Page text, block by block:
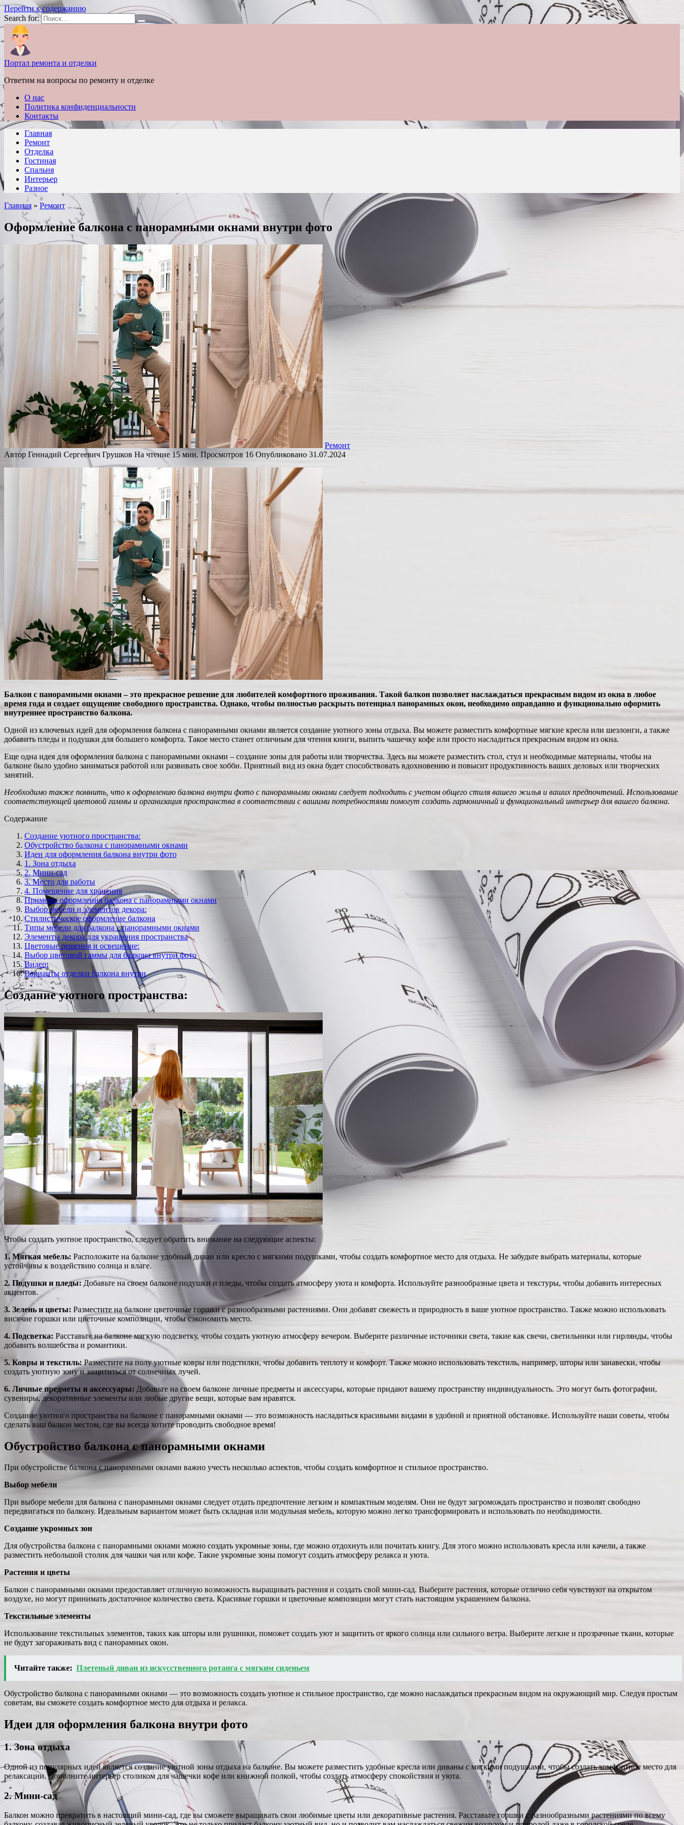
Перейти к содержанию
Search for:
Портал ремонта и отделки
Ответим на вопросы по ремонту и отделке
О нас
Политика конфиденциальности
Контакты
Главная
Ремонт
Отделка
Гостиная
Спальня
Интерьер
Разное
Главная » Ремонт
Оформление балкона с панорамными окнами внутри фото
Ремонт
Автор Геннадий Сергеевич Грушков На чтение 15 мин. Просмотров 16 Опубликовано 31.07.2024
Балкон с панорамными окнами – это прекрасное решение для любителей комфортного проживания. Такой балкон позволяет наслаждаться прекрасным видом из окна в любое
время года и создает ощущение свободного пространства. Однако, чтобы полностью раскрыть потенциал панорамных окон, необходимо оправданно и функционально оформить
внутреннее пространство балкона.
Одной из ключевых идей для оформления балкона с панорамными окнами является создание уютного зоны отдыха. Вы можете разместить комфортные мягкие кресла или шезлонги, а также
добавить пледы и подушки для большего комфорта. Такое место станет отличным для чтения книги, выпить чашечку кофе или просто насладиться прекрасным видом из окна.
Еще одна идея для оформления балкона с панорамными окнами – создание зоны для работы или творчества. Здесь вы можете разместить стол, стул и необходимые материалы, чтобы на
балконе было удобно заниматься работой или развивать свое хобби. Приятный вид из окна будет способствовать вдохновению и повысит продуктивность ваших деловых или творческих
занятий.
Необходимо также помнить, что к оформлению балкона внутри фото с панорамными окнами следует подходить с учетом общего стиля вашего жилья и ваших предпочтений. Использование
соответствующей цветовой гаммы и организация пространства в соответствии с вашими потребностями помогут создать гармоничный и функциональный интерьер для вашего балкона.
Содержание
Создание уютного пространства:
Обустройство балкона с панорамными окнами
Идеи для оформления балкона внутри фото
1. Зона отдыха
2. Мини-сад
3. Место для работы
4. Помещение для хранения
Примеры оформления балкона с панорамными окнами
Выбор мебели и элементов декора:
Стилистическое оформление балкона
Типы мебели для балкона с панорамными окнами
Элементы декора для украшения пространства
Цветовые решения и освещение:
Выбор цветовой гаммы для балкона внутри фото
Видео:
Варианты отделки балкона внутри
Создание уютного пространства:
Чтобы создать уютное пространство, следует обратить внимание на следующие аспекты:
1. Мягкая мебель: Расположите на балконе удобный диван или кресло с мягкими подушками, чтобы создать комфортное место для отдыха. Не забудьте выбрать материалы, которые
устойчивы к воздействию солнца и влаге.
2. Подушки и пледы: Добавьте на своем балконе подушки и пледы, чтобы создать атмосферу уюта и комфорта. Используйте разнообразные цвета и текстуры, чтобы добавить интересных
акцентов.
3. Зелень и цветы: Разместите на балконе цветочные горшки с разнообразными растениями. Они добавят свежесть и природность в ваше уютное пространство. Также можно использовать
висячие горшки или цветочные композиции, чтобы сэкономить место.
4. Подсветка: Расставьте на балконе мягкую подсветку, чтобы создать уютную атмосферу вечером. Выберите различные источники света, такие как свечи, светильники или гирлянды, чтобы
добавить волшебства и романтики.
5. Ковры и текстиль: Разместите на полу уютные ковры или подстилки, чтобы добавить теплоту и комфорт. Также можно использовать текстиль, например, шторы или занавески, чтобы
создать уютную зону и защититься от солнечных лучей.
6. Личные предметы и аксессуары: Добавьте на своем балконе личные предметы и аксессуары, которые придают вашему пространству индивидуальность. Это могут быть фотографии,
сувениры, декоративные элементы или любые другие вещи, которые вам нравятся.
Создание уютного пространства на балконе с панорамными окнами — это возможность насладиться красивыми видами в удобной и приятной обстановке. Используйте наши советы, чтобы
сделать ваш балкон местом, где вы всегда хотите проводить свободное время!
Обустройство балкона с панорамными окнами
При обустройстве балкона с панорамными окнами важно учесть несколько аспектов, чтобы создать комфортное и стильное пространство.
Выбор мебели
При выборе мебели для балкона с панорамными окнами следует отдать предпочтение легким и компактным моделям. Они не будут загромождать пространство и позволят свободно
передвигаться по балкону. Идеальным вариантом может быть складная или модульная мебель, которую можно легко трансформировать и использовать по необходимости.
Создание укромных зон
Для обустройства балкона с панорамными окнами можно создать укромные зоны, где можно отдохнуть или почитать книгу. Для этого можно использовать кресла или качели, а также
разместить небольшой столик для чашки чая или кофе. Такие укромные зоны помогут создать атмосферу релакса и уюта.
Растения и цветы
Балкон с панорамными окнами предоставляет отличную возможность выращивать растения и создать свой мини-сад. Выберите растения, которые отлично себя чувствуют на открытом
воздухе, но могут принимать достаточное количество света. Красивые горшки и цветочные композиции могут стать настоящим украшением балкона.
Текстильные элементы
Использование текстильных элементов, таких как шторы или рушники, поможет создать уют и защитить от яркого солнца или сильного ветра. Выберите легкие и прозрачные ткани, которые
не будут загораживать вид с панорамных окон.
Читайте также: Плетеный диван из искусственного ротанга с мягким сиденьем
Обустройство балкона с панорамными окнами — это возможность создать уютное и стильное пространство, где можно наслаждаться прекрасным видом на окружающий мир. Следуя простым
советам, вы сможете создать комфортное место для отдыха и релакса.
Идеи для оформления балкона внутри фото
1. Зона отдыха
Одной из популярных идей является создание уютной зоны отдыха на балконе. Вы можете разместить удобные кресла или диваны с мягкими подушками, чтобы создать комфортное место для
релаксации. Дополните интерьер столиком для чашечки кофе или книжной полкой, чтобы создать атмосферу спокойствия и уюта.
2. Мини-сад
Балкон можно превратить в настоящий мини-сад, где вы сможете выращивать свои любимые цветы или декоративные растения. Расставьте горшки с разнообразными растениями по всему